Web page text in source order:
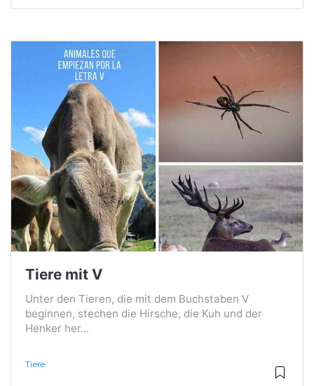
Tiere mit V
Unter den Tieren, die mit dem Buchstaben V
beginnen, stechen die Hirsche, die Kuh und der
Henker her...
Tiere